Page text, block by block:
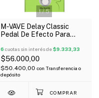
1/5
M-VAVE Delay Classic
Pedal De Efecto Para
6 cuotas sin interés de$9.333,33
$56.000,00
$50.400,00 con Transferencia o
depósito